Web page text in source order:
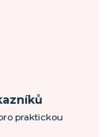
praktickou